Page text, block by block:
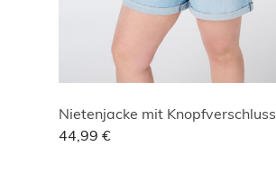
Nietenjacke mit Knopfverschluss
44,99 €